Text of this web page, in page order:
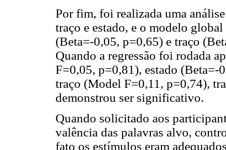
Por fim, foi realizada uma
traço e estado, e o modelo
(Beta=-0,05, p=0,65) e traço
Quando a regressão foi rodada
F=0,05, p=0,81), estado (Beta=-
traço (Model F=0,11, p=0,74),
demonstrou ser significativo.
Quando solicitado aos
valência das palavras alvo,
fato os estímulos eram